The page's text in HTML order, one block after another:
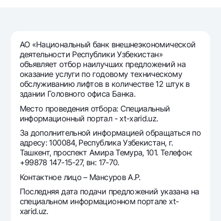
Золотые слитки от НБУ
Серебряный депозит
Visa FIFA
Mastercard
Зарплатные
Garmin pay
Тарифы
Акции
Мобильное приложение Milliy
Часто задаваемые вопросы
Ищите по сайту
Найти
Полезные ссылки
Часто задаваемые вопросы
Пресс-центр
АО «Национальный банк внешнеэкономической
деятельности Республики Узбекистан»
объявляет отбор наилучших предложений на
оказание услуги по годовому техническому
обслуживанию лифтов в количестве 12 штук в
здании Головного офиса Банка.
Место проведения отбора: Специальный
информационный портал - xt-xarid.uz.
За дополнительной информацией обращаться по
адресу: 100084, Республика Узбекистан, г.
Ташкент, проспект Амира Темура, 101. Телефон:
+99878 147-15-27, вн: 17-70.
Контактное лицо – Мансуров А.Р.
Последняя дата подачи предложений указана на
специальном информационном портале xt-
xarid.uz.